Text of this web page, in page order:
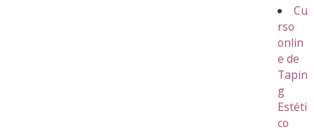
Cu
rso
onlin
e de
Tapin
g
Estéti
co